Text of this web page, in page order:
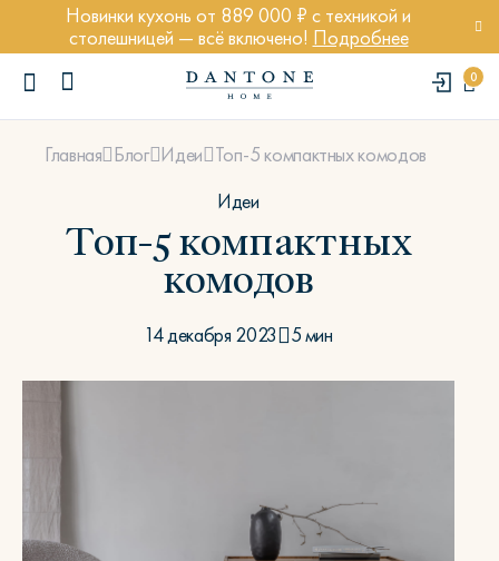
Новинки кухонь от 889 000 ₽ с техникой и
столешницей — всё включено! Подробнее
0
ПОПУЛЯРНЫЕ ЗАПРОСЫ
Textures
Главная Блог Идеи Топ-5 компактных комодов
Идеи
Топ-5 компактных
комодов
14 декабря 2023 5 мин